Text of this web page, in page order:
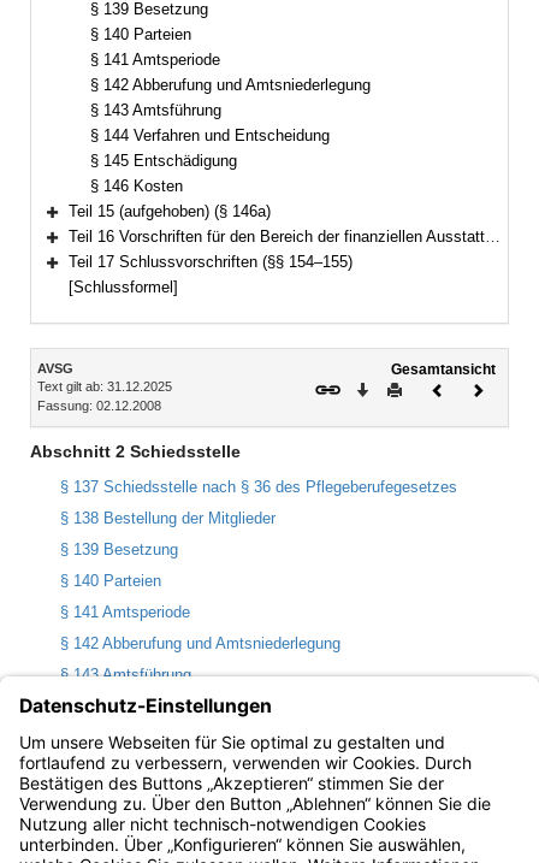
§ 139 Besetzung
§ 140 Parteien
§ 141 Amtsperiode
§ 142 Abberufung und Amtsniederlegung
§ 143 Amtsführung
§ 144 Verfahren und Entscheidung
§ 145 Entschädigung
§ 146 Kosten
Bereich erweitern
Teil 15 (aufgehoben) (§ 146a)
Bereich erweitern
Teil 16 Vorschriften für den Bereich der finanziellen Ausstattung von Betreuungsvereinen zur Wahrnehmung von Querschnittsaufgaben (§§ 147–153)
Bereich erweitern
Teil 17 Schlussvorschriften (§§ 154–155)
[Schlussformel]
Inhalt
AVSG
Text gilt ab: 31.12.2025
Fassung: 02.12.2008
Gesamtansicht
Download
DruckenVorheriges
Abschnitt 2 Schiedsstelle
§ 137 Schiedsstelle nach § 36 des Pflegeberufegesetzes
§ 138 Bestellung der Mitglieder
§ 139 Besetzung
§ 140 Parteien
§ 141 Amtsperiode
§ 142 Abberufung und Amtsniederlegung
§ 143 Amtsführung
§ 144 Verfahren und Entscheidung
§ 145 Entschädigung
§ 146 Kosten
Bayern.de